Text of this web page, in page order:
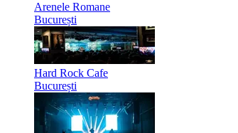
Arenele Romane
București
Hard Rock Cafe
București